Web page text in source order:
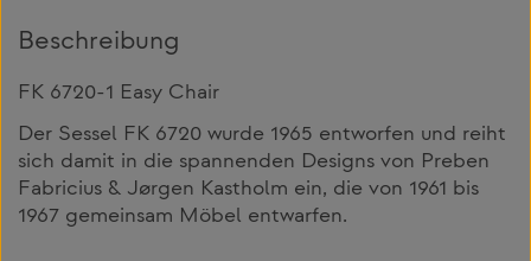
Beschreibung
FK 6720-1 Easy Chair
Der Sessel FK 6720 wurde 1965 entworfen und reiht
sich damit in die spannenden Designs von Preben
Fabricius & Jørgen Kastholm ein, die von 1961 bis
1967 gemeinsam Möbel entwarfen.